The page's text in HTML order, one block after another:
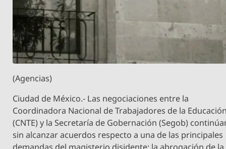
(Agencias)
Ciudad de México.- Las negociaciones entre la
Coordinadora Nacional de Trabajadores de la
(CNTE) y la Secretaría de Gobernación (Segob)
sin alcanzar acuerdos respecto a una de las principales